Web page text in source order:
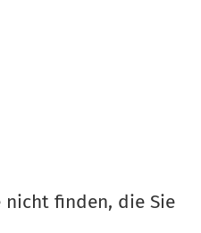
finden, die Sie